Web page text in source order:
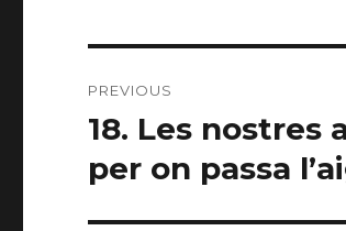
d'articles
PREVIOUS
Previous
18. Les nostres
per on passa